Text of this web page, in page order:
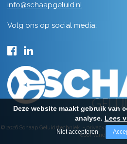
info@schaapgeluid.nl
Volg ons op social media:
© 2026 Schaap Geluidstechniek - privacy -
door Vanderperk
Deze website maakt gebruik van
analyse. Lees
Niet accepteren